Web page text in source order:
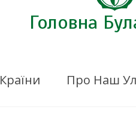
Головна
Країни Про Наш